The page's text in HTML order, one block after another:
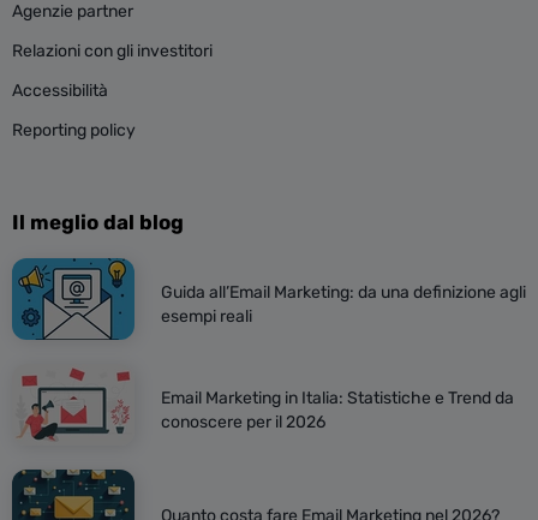
Mail:
Consiglio:
prima di aprire l’email i tuoi iscritti vedono il mittente,
l’oggetto e la pre-intestazione. Sceglili con cura
perché possono influire notevolmente sui tassi di
apertura.
Ecco un esempio di una email con una call-to-action
chiara:
Agenzie partner
Relazioni con gli investitori
Accessibilità
Reporting policy
Il meglio dal blog
Guida all’Email Marketing: da una definizione agli
esempi reali
Email Marketing in Italia: Statistiche e Trend da
conoscere per il 2026